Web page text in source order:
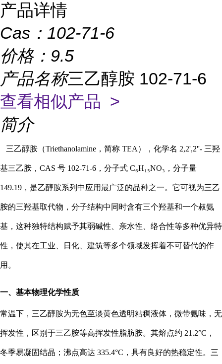
产品详情
Cas： 102-71-6
价格： 9.5
产品名称三乙醇胺 102-71-6
查看相似产品 >
简介
三乙醇胺（Triethanolamine，简称 TEA），化学名 2,2',2''- 三羟
基三乙胺，CAS 号 102-71-6，分子式 C₆H₁₅NO₃，分子量
149.19，是乙醇胺系列中应用最广泛的品种之一。它可视为三乙
胺的三羟基取代物，分子结构中同时含有三个羟基和一个叔氨
基，这种独特结构赋予其弱碱性、亲水性、络合性等多种优异特
性，使其在工业、日化、建筑等多个领域发挥着不可替代的作
用。
一、基本物理化学性质
常温下，三乙醇胺为无色至淡黄色透明粘稠液体，微带氨味，无
挥发性，区别于三乙胺等高挥发性脂肪胺。其熔点约 21.2°C，
冬季易凝固结晶；沸点高达 335.4°C，具有良好的热稳定性。三